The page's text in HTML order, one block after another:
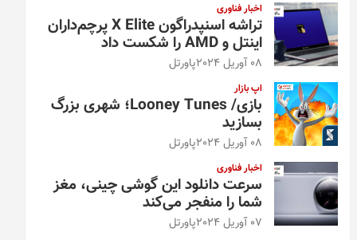
اخبار فناوری
تراشه اسنپدراگون X Elite پرچم‌داران
اینتل و AMD را شکست داد
08 آوریل 2024 پاورتل
اپ بازار
بازی/ Looney Tunes؛ شهری بزرگ
بسازید
08 آوریل 2024 پاورتل
اخبار فناوری
سرعت دانلود این گوشی چینی، مغز
شما را منفجر می‌کند
07 آوریل 2024 پاورتل